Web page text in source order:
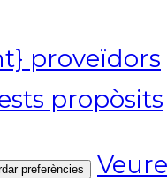
proveïdors
propòsits
preferències